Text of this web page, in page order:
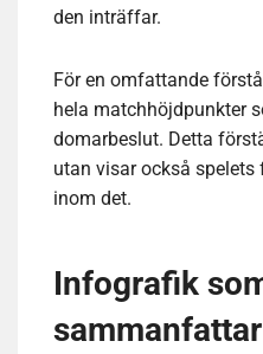
den inträffar.
För en omfattande
hela matchhöjdpunkter
domarbeslut. Detta
utan visar också
inom det.
Infografik
sammanfattar